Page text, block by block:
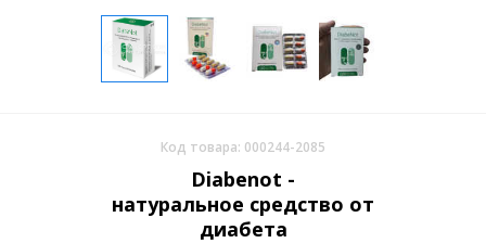
Код товара: 000244-2085
Diabenot -
натуральное средство от
диабета